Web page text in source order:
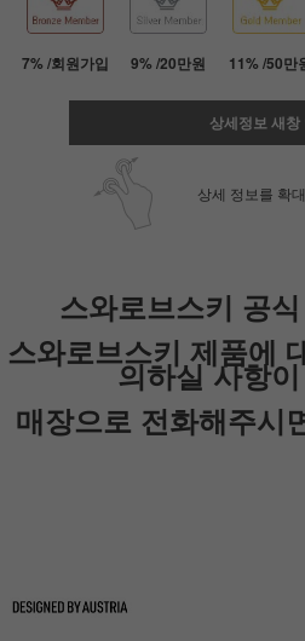
7% /회원가입 9% /20만원 11% /50만
상세정보 새창
상세 정보를 확
스와로브스키 공
스와로브스키 제품에
의하실 사항
매장으로 전화해주시